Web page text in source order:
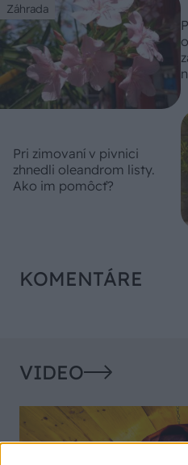
Záhrada
Pri zimovaní v pivnici
zhnedli oleandrom listy.
Ako im pomôcť?
KOMENTÁRE
VIDEO